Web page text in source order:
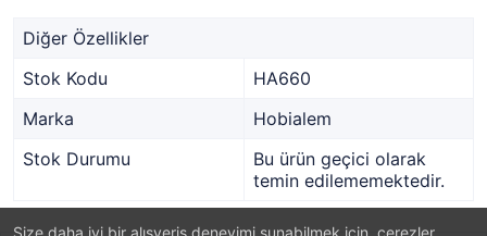
Size daha iyi bir alışveriş deneyimi sunabilmek için, çerezler
Diğer Özellikler
Stok Kodu
HA660
Marka
Hobialem
Stok Durumu
Bu ürün geçici olarak
temin edilememektedir.